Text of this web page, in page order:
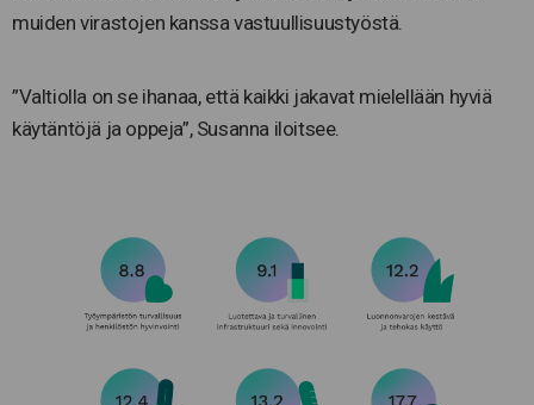
muiden virastojen kanssa vastuullisuustyöstä.
”Valtiolla on se ihanaa, että kaikki jakavat mielellään hyviä
käytäntöjä ja oppeja”, Susanna iloitsee.